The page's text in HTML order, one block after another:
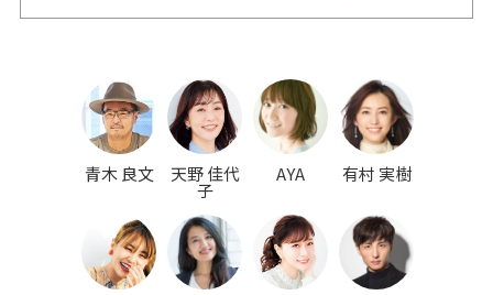
青木 良文 天野 佳代
子
AYA 有村 実樹